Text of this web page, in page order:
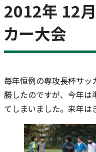
2012年 12
カー大会
毎年恒例の専攻長杯サッ
勝したのですが、今年は
てしまいました。来年は